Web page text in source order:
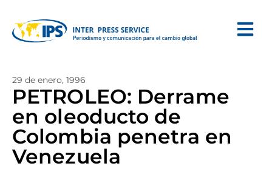
29 de enero, 1996
PETROLEO: Derrame
en oleoducto de
Colombia penetra en
Venezuela